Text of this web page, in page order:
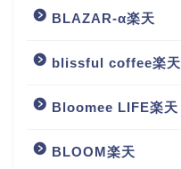
BLAZAR-α楽天
blissful coffee楽天
Bloomee LIFE楽天
BLOOM楽天